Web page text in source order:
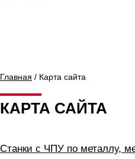
Главная / Карта сайта
КАРТА САЙТА
Станки с ЧПУ по металлу,